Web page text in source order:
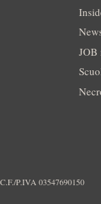
JOB
C.F./P.IVA 03547690150